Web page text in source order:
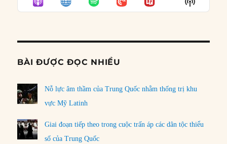
LIST
Podcast
BÀI ĐƯỢC ĐỌC NHIỀU
Nỗ lực âm thầm của Trung Quốc nhằm thống trị khu
vực Mỹ Latinh
Giai đoạn tiếp theo trong cuộc trấn áp các dân tộc thiểu
số của Trung Quốc